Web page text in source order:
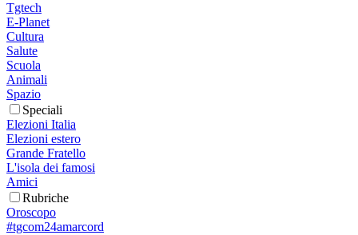
Tgtech
E-Planet
Cultura
Salute
Scuola
Animali
Spazio
Speciali
Elezioni Italia
Elezioni estero
Grande Fratello
L'isola dei famosi
Amici
Rubriche
Oroscopo
#tgcom24amarcord